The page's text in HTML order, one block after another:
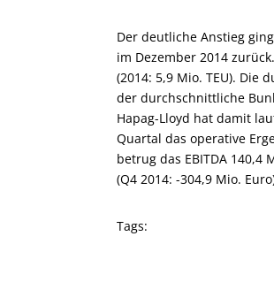
Der deutliche Anstieg
im Dezember 2014
(2014: 5,9 Mio. TEU). Die
der durchschnittliche
Hapag-Lloyd hat damit
Quartal das operative
betrug das EBITDA 140,4
(Q4 2014: -304,9 Mio.
Tags: